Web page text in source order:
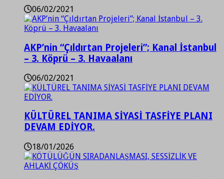
06/02/2021
AKP’nin “Çıldırtan Projeleri”; Kanal İstanbul
– 3. Köprü – 3. Havaalanı
06/02/2021
KÜLTÜREL TANIMA SİYASİ TASFİYE PLANI
DEVAM EDİYOR.
18/01/2026